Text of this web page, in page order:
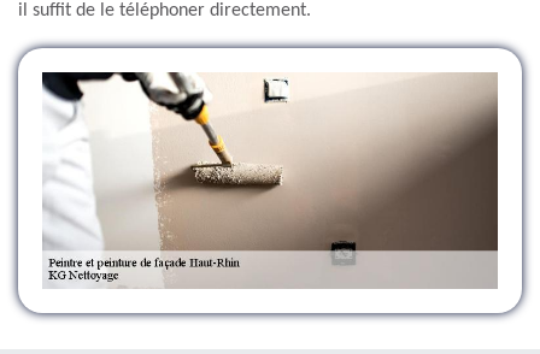
il suffit de le téléphoner directement.